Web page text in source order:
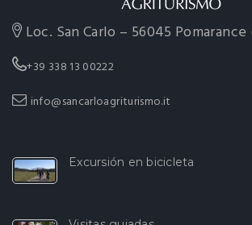
Loc. San Carlo – 56045 Pomarance
+39 338 13 00222
info@sancarloagriturismo.it
Excursión en bicicleta